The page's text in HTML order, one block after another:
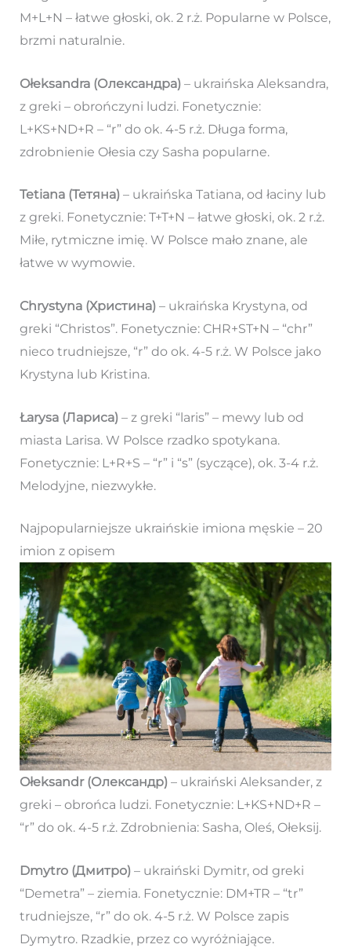
M+L+N – łatwe głoski, ok. 2 r.ż. Popularne w Polsce,
brzmi naturalnie.
Ołeksandra (Олександра)– ukraińska Aleksandra,
z greki – obrończyni ludzi. Fonetycznie:
L+KS+ND+R – “r” do ok. 4-5 r.ż. Długa forma,
zdrobnienie Ołesia czy Sasha popularne.
Tetiana (Тетяна)– ukraińska Tatiana, od łaciny lub
z greki. Fonetycznie: T+T+N – łatwe głoski, ok. 2 r.ż.
Miłe, rytmiczne imię. W Polsce mało znane, ale
łatwe w wymowie.
Chrystyna (Христина)– ukraińska Krystyna, od
greki “Christos”. Fonetycznie: CHR+ST+N – “chr”
nieco trudniejsze, “r” do ok. 4-5 r.ż. W Polsce jako
Krystyna lub Kristina.
Łarysa (Лариса)– z greki “laris” – mewy lub od
miasta Larisa. W Polsce rzadko spotykana.
Fonetycznie: L+R+S – “r” i “s” (syczące), ok. 3-4 r.ż.
Melodyjne, niezwykłe.
Najpopularniejsze ukraińskie imiona męskie – 20
imion z opisem
Ołeksandr (Олександр)– ukraiński Aleksander, z
greki – obrońca ludzi. Fonetycznie: L+KS+ND+R –
“r” do ok. 4-5 r.ż. Zdrobnienia: Sasha, Oleś, Ołeksij.
Dmytro (Дмитро)– ukraiński Dymitr, od greki
“Demetra” – ziemia. Fonetycznie: DM+TR – “tr”
trudniejsze, “r” do ok. 4-5 r.ż. W Polsce zapis
Dymytro. Rzadkie, przez co wyróżniające.